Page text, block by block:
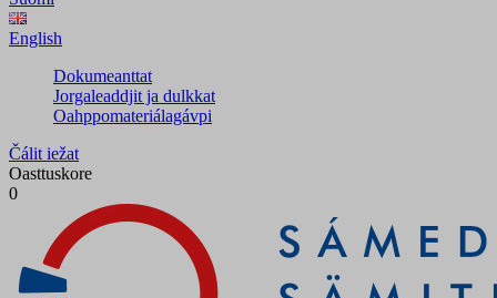
English
Dokumeanttat
Jorgaleaddjit ja dulkkat
Oahppomateriálagávpi
Čálit iežat
Oasttuskore
0